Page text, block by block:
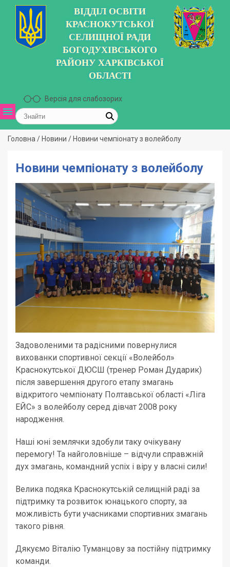
ВІДДІЛ ОСВІТИ
КРАСНОКУТСЬКОЇ
СЕЛИЩНОЇ РАДИ
БОГОДУХІВСЬКОГО
РАЙОНУ ХАРКІВСЬКОЇ
ОБЛАСТІ
Версія для слабозорих
Головна / Новини / Новини чемпіонату з волейболу
Новини чемпіонату з волейболу
Задоволеними та радісними повернулися
вихованки спортивної секції «Волейбол»
Краснокутської ДЮСШ (тренер Роман Дударик)
після завершення другого етапу змагань
відкритого чемпіонату Полтавської області «Ліга
ЕЙС» з волейболу серед дівчат 2008 року
народження.
Наші юні землячки здобули таку очікувану
перемогу! Та найголовніше – відчули справжній
дух змагань, командний успіх і віру у власні сили!
Велика подяка Краснокутській селищній раді за
підтримку та розвиток юнацького спорту, за
можливість бути учасниками спортивних змагань
такого рівня.
Дякуємо Віталію Туманцову за постійну підтримку
команди.